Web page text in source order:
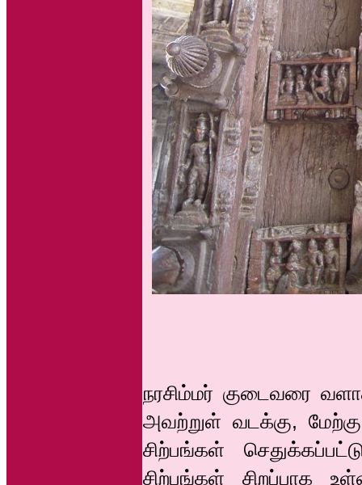
நரசிம்மர் குடைவரை
அவற்றுள் வடக்கு,
சிற்பங்கள்
சிற்பங்கள் சிறப்பாக